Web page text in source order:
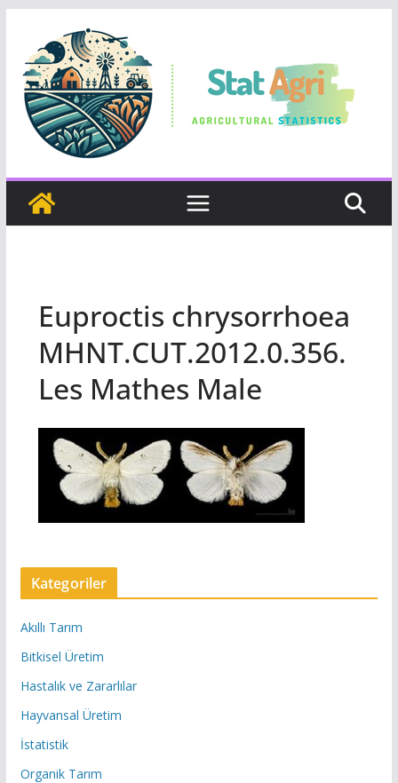
content
Euproctis chrysorrhoea
MHNT.CUT.2012.0.356.
Les Mathes Male
Kategoriler
Akıllı Tarım
Bitkisel Üretim
Hastalık ve Zararlılar
Hayvansal Üretim
İstatistik
Organik Tarım